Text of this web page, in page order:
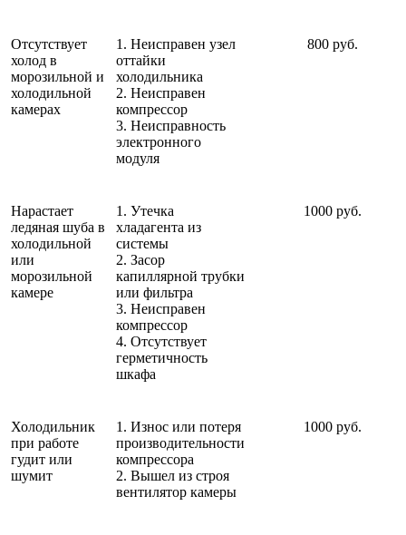
Отсутствует
холод в
морозильной и
холодильной
камерах
1. Неисправен узел
оттайки
холодильника
2. Неисправен
компрессор
3. Неисправность
электронного
модуля
800 руб.
Нарастает
ледяная шуба в
холодильной
или
морозильной
камере
1. Утечка
хладагента из
системы
2. Засор
капиллярной трубки
или фильтра
3. Неисправен
компрессор
4. Отсутствует
герметичность
шкафа
1000 руб.
Холодильник
при работе
гудит или
шумит
1. Износ или потеря
производительности
компрессора
2. Вышел из строя
вентилятор камеры
1000 руб.